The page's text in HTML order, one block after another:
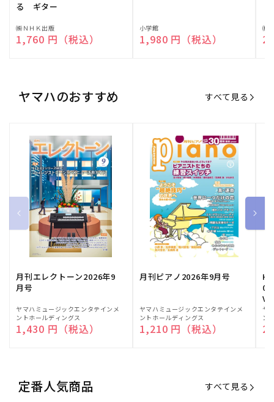
る ギター
販
売
㈱ＮＨＫ出版
通常価格
1,760 円（税込）
販
売
小学館
通常価格
1,980 円（税込）
販
売
㈱
ヤマハのおすすめ すべて見る
月刊エレクトーン2026年9
月号
販
売
元:
ヤマハミュージックエンタテインメ
ントホールディングス
通常価格
1,430 円（税込）
月刊ピアノ2026年9月号
販
売
元:
ヤマハミュージックエンタテインメ
ントホールディングス
通常価格
1,210 円（税込）
販
売
元:
ヤ
ン
定番人気商品 すべて見る